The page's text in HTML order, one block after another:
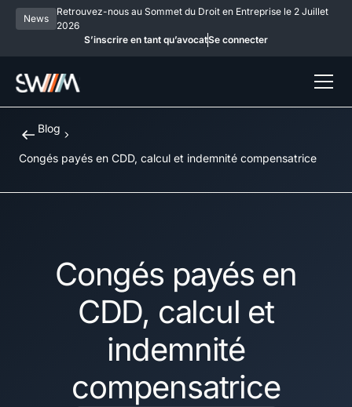
News
Retrouvez-nous au Sommet du Droit en Entreprise le 2 Juillet
2026
S’inscrire en tant qu’avocatSe connecter
Blog
Congés payés en CDD, calcul et indemnité compensatrice
Congés payés en
CDD, calcul et
indemnité
compensatrice